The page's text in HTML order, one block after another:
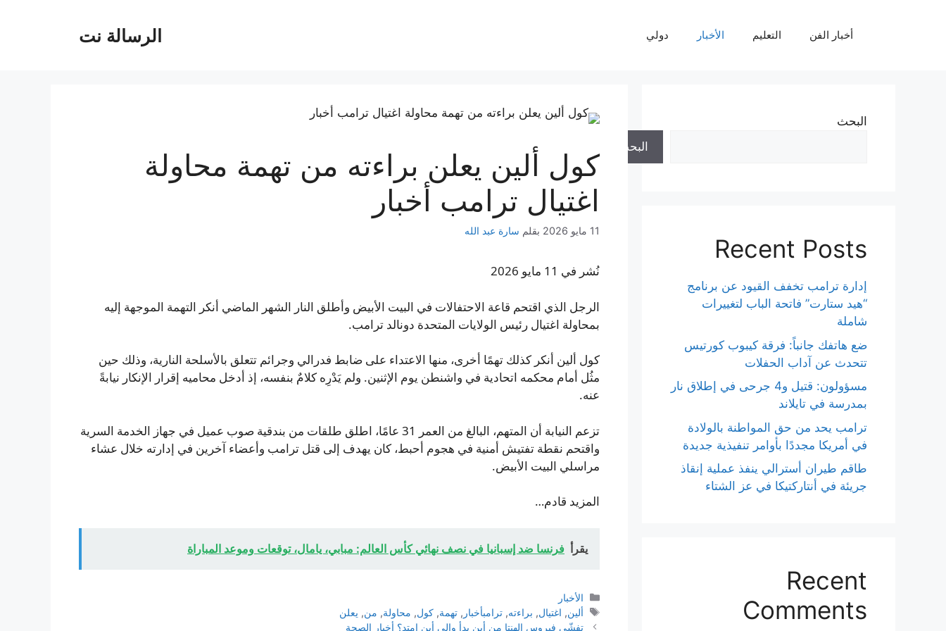
الرسالة نت أخبار الفن التعليم الأخبار دولي
كول ألين يعلن براءته من تهمة محاولة
اغتيال ترامب أخبار
11 مايو 2026 بقلم سارة عبد الله
نُشر في 11 مايو 2026
الرجل الذي اقتحم قاعة الاحتفالات في البيت الأبيض وأطلق النار الشهر الماضي أنكر التهمة الموجهة إليه
بمحاولة اغتيال رئيس الولايات المتحدة دونالد ترامب.
كول ألين أنكر كذلك تهمًا أخرى، منها الاعتداء على ضابط فدرالي وجرائم تتعلق بالأسلحة النارية، وذلك حين
مثُل أمام محكمه اتحادية في واشنطن يوم الإثنين. ولم يَدْرِه كلامٌ بنفسه، إذ أدخل محاميه إقرار الإنكار نيابةً
عنه.
تزعم النيابة أن المتهم، البالغ من العمر 31 عامًا، اطلق طلقات من بندقية صوب عميل في جهاز الخدمة السرية
واقتحم نقطة تفتيش أمنية في هجوم أحبط، كان يهدف إلى قتل ترامب وأعضاء آخرين في إدارته خلال عشاء
مراسلي البيت الأبيض.
المزيد قادم…
يقرأ فرنسا ضد إسبانيا في نصف نهائي كأس العالم: مبابي، يامال، توقعات وموعد المباراة
التصنيفات
الأخبار
الوسوم
ألين, اغتيال, براءته,ترامبأخبار ,تهمة,كول, محاولة, من, يعلن
تفشّي فيروس الهنتا من أين بدأ وإلى أين امتد؟ أخبار الصحة
البحث
البحث
Recent Posts
إدارة ترامب تخفف القيود عن برنامج
“هيد ستارت” فاتحة الباب لتغييرات
شاملة
ضع هاتفك جانباً: فرقة كيبوب كورتيس
تتحدث عن آداب الحفلات
مسؤولون: قتيل و4 جرحى في إطلاق نار
بمدرسة في تايلاند
ترامب يحد من حق المواطنة بالولادة
في أمريكا مجددًا بأوامر تنفيذية جديدة
طاقم طيران أسترالي ينفذ عملية إنقاذ
جريئة في أنتاركتيكا في عز الشتاء
Recent
Comments